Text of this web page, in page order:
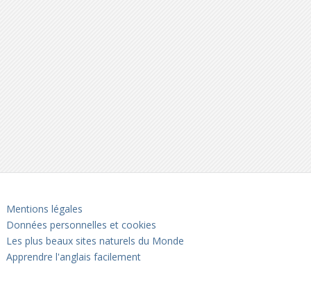
Mentions légales
Données personnelles et cookies
Les plus beaux sites naturels du Monde
Apprendre l'anglais facilement